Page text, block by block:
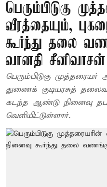
பெரும்பிடுகு
வீரத்தையும்,
கூர்ந்து தலை
வானதி சீனிவாசன்
பெரும்பிடுகு
துணைக் குடியரசுத்
கடந்த ஆண்டு நினைவு
வெளியிட்டுள்ளார்.